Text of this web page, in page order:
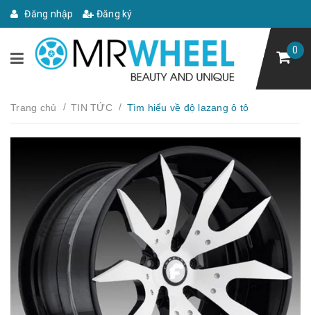
Đăng nhập Đăng ký
0
Trang chủ / TIN TỨC / Tìm hiểu về độ lazang ô tô